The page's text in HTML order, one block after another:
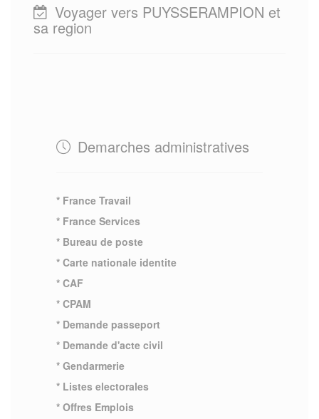
Voyager vers PUYSSERAMPION et
sa region
Demarches administratives
* France Travail
* France Services
* Bureau de poste
* Carte nationale identite
* CAF
* CPAM
* Demande passeport
* Demande d'acte civil
* Gendarmerie
* Listes electorales
* Offres Emplois